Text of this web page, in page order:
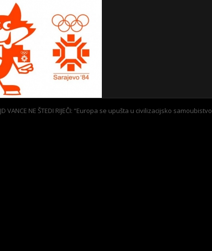
JD VANCE NE ŠTEDI RIJEČI: “Europa se upušta u civilizacijsko samoubistvo